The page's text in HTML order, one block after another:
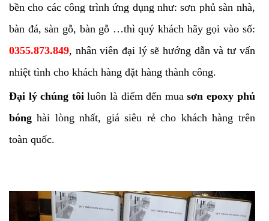
bền cho các công trình ứng dụng như: sơn phủ sàn nhà,
bàn đá, sàn gỗ, bàn gỗ …thì quý khách hãy gọi vào số:
0355.873.849, nhân viên đại lý sẽ hướng dẫn và tư vấn
nhiệt tình cho khách hàng đặt hàng thành công.
Đại lý chúng tôiluôn là điểm đến muasơn epoxy phủ
bónghài lòng nhất, giá siêu rẻ cho khách hàng trên
toàn quốc.